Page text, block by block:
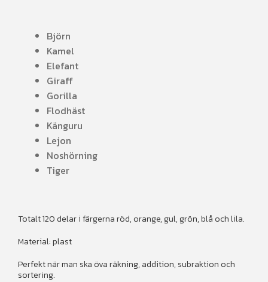
Björn
Kamel
Elefant
Giraff
Gorilla
Flodhäst
Känguru
Lejon
Noshörning
Tiger
Totalt 120 delar i färgerna röd, orange, gul, grön, blå och lila.
Material: plast
Perfekt när man ska öva räkning, addition, subraktion och
sortering.